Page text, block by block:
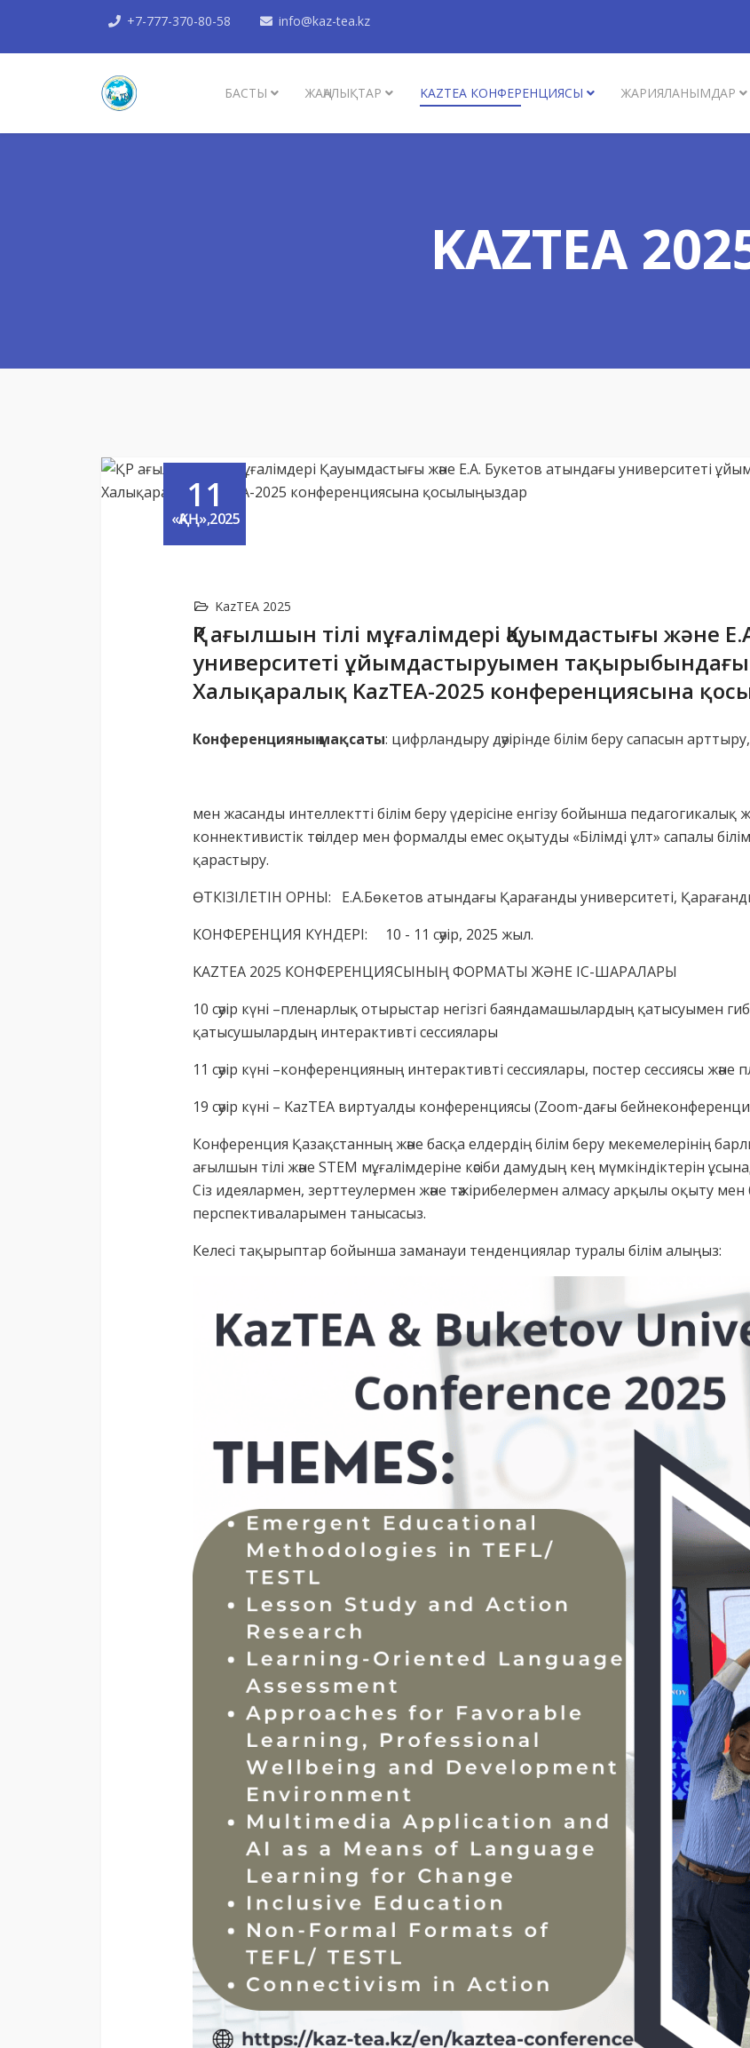
+7-777-370-80-58 info@kaz-tea.kz
БАСТЫ ЖАҢАЛЫҚТАР KAZTEA КОНФЕРЕНЦИЯСЫ ЖАРИЯЛАНЫМДАР
KAZTEA
11
«ҚАҢ»,2025
KazTEA 2025
ҚР ағылшын тілі мұғалімдері Қауымдастығы және
университеті ұйымдастыруымен тақырыбындағы
Халықаралық KazTEA-2025 конференциясына
Конференцияның мақсаты: цифрландыру дәуірінде білім беру сапасын
мен жасанды интеллектті білім беру үдерісіне енгізу бойынша педагогикалық
коннективистік тәсілдер мен формалды емес оқытуды «Білімді ұлт» сапалы
қарастыру.
ӨТКІЗІЛЕТІН ОРНЫ: Е.А.Бөкетов атындағы Қарағанды университеті,
КОНФЕРЕНЦИЯ КҮНДЕРІ: 10 - 11 сәуір, 2025 жыл.
KAZTEA 2025 КОНФЕРЕНЦИЯСЫНЫҢ ФОРМАТЫ ЖӘНЕ ІС-ШАРАЛАРЫ
10 сәуір күні –пленарлық отырыстар негізгі баяндамашылардың қатысуымен
қатысушылардың интерактивті сессиялары
11 сәуір күні –конференцияның интерактивті сессиялары, постер сессиясы
19 сәуір күні – KazTEA виртуалды конференциясы (Zoom-дағы
Конференция Қазақстанның және басқа елдердің білім беру мекемелерінің
ағылшын тілі және STEM мұғалімдеріне кәсіби дамудың кең мүмкіндіктерін
Сіз идеялармен, зерттеулермен және тәжірибелермен алмасу арқылы оқыту мен
перспективаларымен танысасыз.
Келесі тақырыптар бойынша заманауи тенденциялар туралы білім алыңыз: